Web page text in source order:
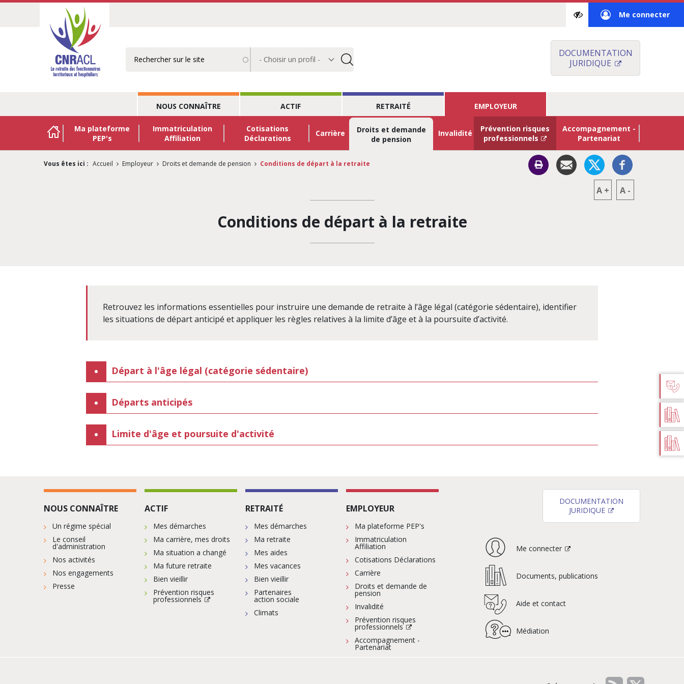
Paramètres
d’accessibilité
Me connecter
à
mon
espace
Choisir
profil
DOCUMENTATION
JURIDIQUE
AIDE
NOUS CONNAÎTRE ACTIF RETRAITÉ EMPLOYEUR
Ma plateforme
PEP's
Immatriculation
Affiliation
Cotisations
Déclarations
Carrière
Droits et demande
de pension
Invalidité
Prévention risques
professionnels
Accompagnement -
Partenariat
Vous êtes ici : Accueil Employeur Droits et demande de pension Conditions de départ à la retraite
A + A -
Conditions de départ à la retraite
Retrouvez les informations essentielles pour instruire une demande de retraite à l’âge légal (catégorie sédentaire), identifier
les situations de départ anticipé et appliquer les règles relatives à la limite d’âge et à la poursuite d’activité.
Départ à l'âge légal (catégorie sédentaire)
Départs anticipés
Limite d'âge et poursuite d'activité
NOUS CONNAÎTRE
Un régime spécial
Le conseil
d'administration
Nos activités
Nos engagements
Presse
ACTIF
Mes démarches
Ma carrière, mes droits
Ma situation a changé
Ma future retraite
Bien vieillir
Prévention risques
professionnels
RETRAITÉ
Mes démarches
Ma retraite
Mes aides
Mes vacances
Bien vieillir
Partenaires
action sociale
Climats
EMPLOYEUR
Ma plateforme PEP's
Immatriculation
Affiliation
Cotisations Déclarations
Carrière
Droits et demande de
pension
Invalidité
Prévention risques
professionnels
Accompagnement -
Partenariat
DOCUMENTATION
JURIDIQUE
Me connecter
Documents, publications
Aide et contact
Médiation